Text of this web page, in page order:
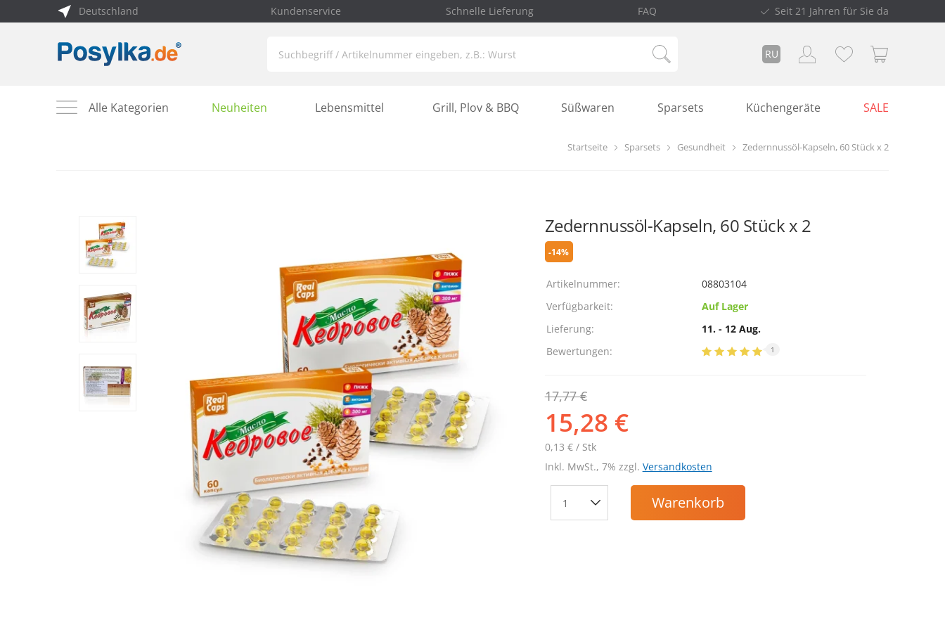
Deutschland Kundenservice Schnelle Lieferung FAQ Seit 21 Jahren für Sie da
RU
Alle Kategorien Neuheiten Lebensmittel Grill, Plov & BBQ Süßwaren Sparsets Küchengeräte SALE
Startseite Sparsets Gesundheit Zedernnussöl-Kapseln, 60 Stück х 2
Zedernnussöl-Kapseln, 60 Stück х 2
-14%
Artikelnummer:
08803104
Verfügbarkeit:
Auf Lager
Lieferung:
11. - 12 Aug.
Bewertungen:
1
17,77 €
15,28 €
0,13 € / Stk
Inkl. MwSt., 7% zzgl. Versandkosten
Warenkorb